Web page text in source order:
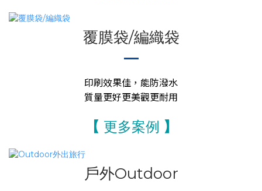
覆膜袋/編織袋
印刷效果佳，能防潑水
質量更好更美觀更耐用
【 更多案例 】
戶外Outdoor